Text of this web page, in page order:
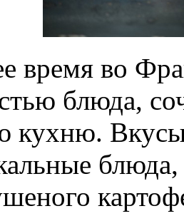
время во
блюда,
кухню.
блюда,